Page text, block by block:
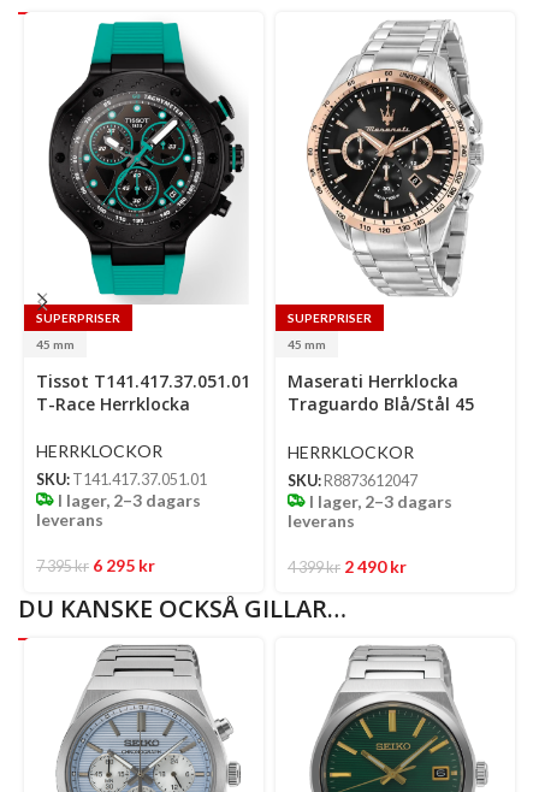
SUPERPRISER
45 mm
options
Tissot T141.417.37.051.01
T-Race Herrklocka
HERRKLOCKOR
SKU: T141.417.37.051.01
I lager, 2–3 dagars
leverans
7 395kr 6 295 kr
SUPERPRISER
45 mm
options
Maserati Herrklocka
Traguardo Blå/Stål 45
HERRKLOCKOR
SKU: R8873612047
I lager, 2–3 dagars
leverans
4 399kr 2 490kr
DU KANSKE OCKSÅ GILLAR…